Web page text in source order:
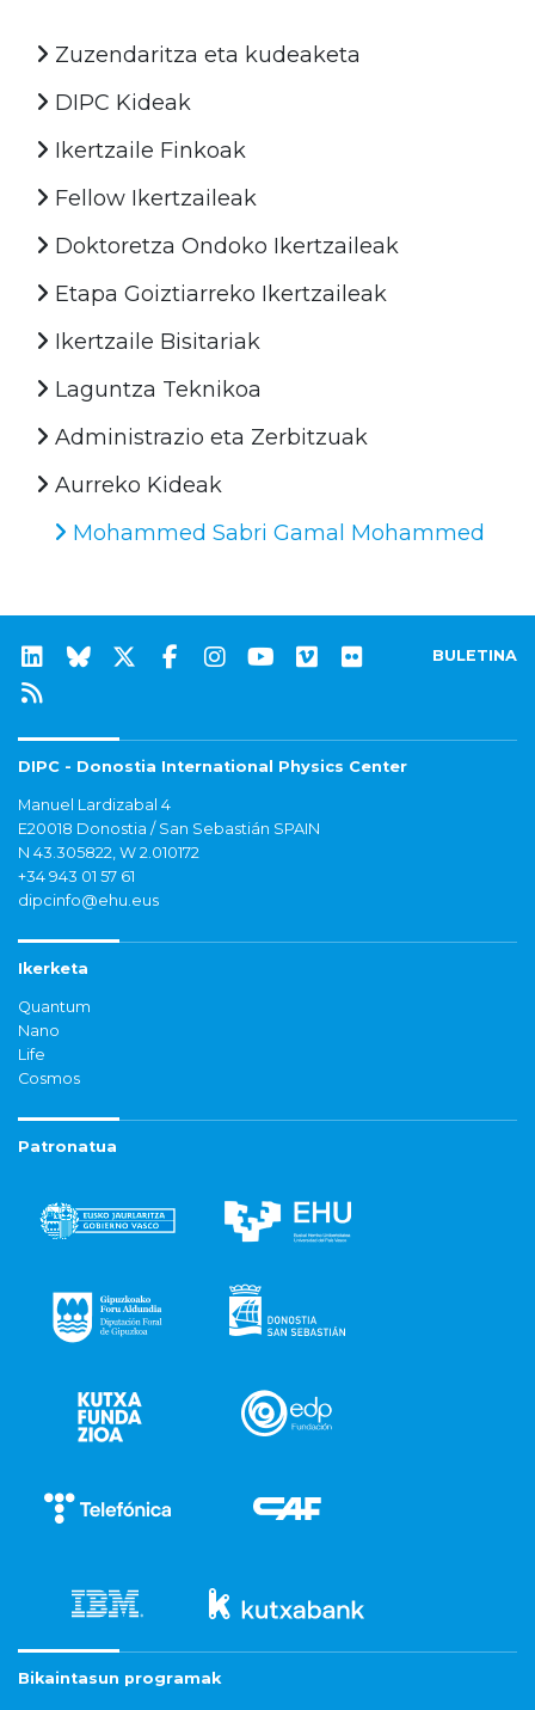
Zuzendaritza eta kudeaketa
DIPC Kideak
Ikertzaile Finkoak
Fellow Ikertzaileak
Doktoretza Ondoko Ikertzaileak
Etapa Goiztiarreko Ikertzaileak
Ikertzaile Bisitariak
Laguntza Teknikoa
Administrazio eta Zerbitzuak
Aurreko Kideak
Mohammed Sabri Gamal Mohammed
BULETINA
DIPC - Donostia International Physics Center
Manuel Lardizabal 4
E20018 Donostia / San Sebastián SPAIN
N 43.305822, W 2.010172
+34 943 01 57 61
dipcinfo@ehu.eus
Ikerketa
Quantum
Nano
Life
Cosmos
Patronatua
Bikaintasun programak